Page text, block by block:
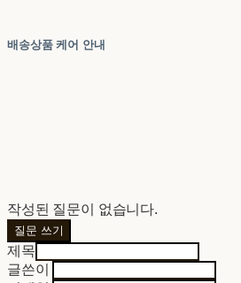
배송상품 케어 안내
작성된 질문이 없습니다.
질문 쓰기
제목
글쓴이